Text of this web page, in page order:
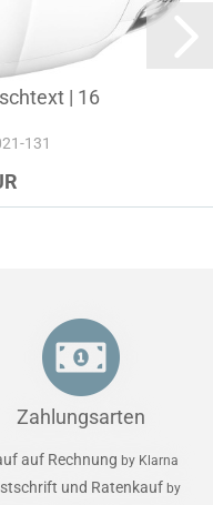
| 16
131
Zahlungsarten
auf Rechnung by Klarna
und Ratenkauf by